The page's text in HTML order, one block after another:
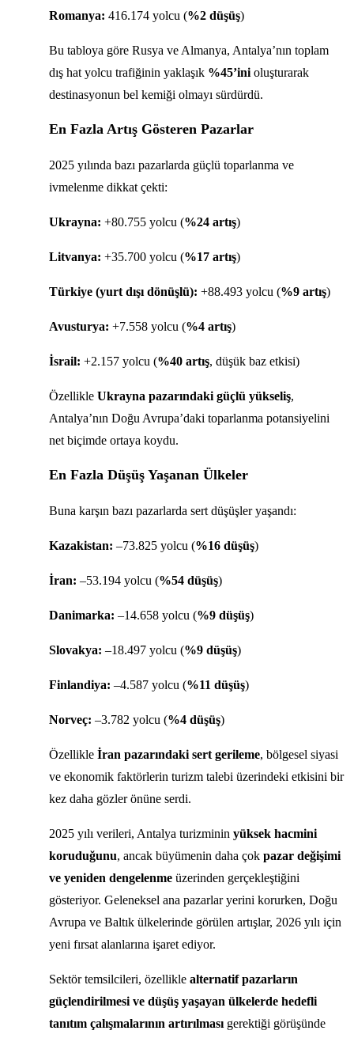
Romanya: 416.174 yolcu (%2 düşüş)
Bu tabloya göre Rusya ve Almanya, Antalya’nın toplam
dış hat yolcu trafiğinin yaklaşık %45’ini oluşturarak
destinasyonun bel kemiği olmayı sürdürdü.
En Fazla Artış Gösteren Pazarlar
2025 yılında bazı pazarlarda güçlü toparlanma ve
ivmelenme dikkat çekti:
Ukrayna: +80.755 yolcu (%24 artış)
Litvanya: +35.700 yolcu (%17 artış)
Türkiye (yurt dışı dönüşlü): +88.493 yolcu (%9 artış)
Avusturya: +7.558 yolcu (%4 artış)
İsrail: +2.157 yolcu (%40 artış, düşük baz etkisi)
Özellikle Ukrayna pazarındaki güçlü yükseliş,
Antalya’nın Doğu Avrupa’daki toparlanma potansiyelini
net biçimde ortaya koydu.
En Fazla Düşüş Yaşanan Ülkeler
Buna karşın bazı pazarlarda sert düşüşler yaşandı:
Kazakistan: –73.825 yolcu (%16 düşüş)
İran: –53.194 yolcu (%54 düşüş)
Danimarka: –14.658 yolcu (%9 düşüş)
Slovakya: –18.497 yolcu (%9 düşüş)
Finlandiya: –4.587 yolcu (%11 düşüş)
Norveç: –3.782 yolcu (%4 düşüş)
Özellikle İran pazarındaki sert gerileme, bölgesel siyasi
ve ekonomik faktörlerin turizm talebi üzerindeki etkisini bir
kez daha gözler önüne serdi.
2025 yılı verileri, Antalya turizminin yüksek hacmini
koruduğunu, ancak büyümenin daha çok pazar değişimi
ve yeniden dengelenme üzerinden gerçekleştiğini
gösteriyor. Geleneksel ana pazarlar yerini korurken, Doğu
Avrupa ve Baltık ülkelerinde görülen artışlar, 2026 yılı için
yeni fırsat alanlarına işaret ediyor.
Sektör temsilcileri, özellikle alternatif pazarların
güçlendirilmesi ve düşüş yaşayan ülkelerde hedefli
tanıtım çalışmalarının artırılması gerektiği görüşünde